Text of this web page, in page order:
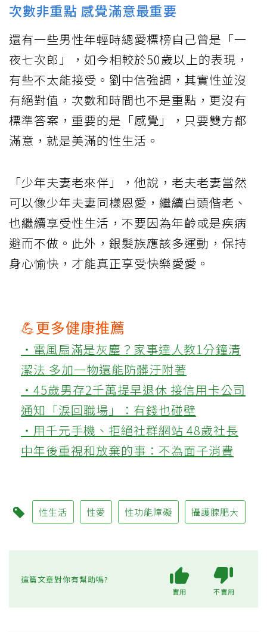
次數非重點 感覺滿意最重要
還有一些男性年輕時總愛標榜自己曾是「一
夜七次郎」，如今相較於50歲以上的表現，
有些不太能接受。劉中信強調，其實性並沒
有絕對值，次數和時間也不是重點，更沒有
標準答案，重要的是「感覺」，只要雙方都
滿意，就是美滿的性生活。
「少年夫妻老來伴」，他說，老夫老妻當然
可以像少年夫妻同樣恩愛，繼續白頭偕老、
也繼續享受性生活，不要因為年齡或是疾病
避而不做。此外，銀髮族應該多運動，保持
身心愉快，才能真正享受快樂愛愛。
💪更多健康推薦
‧電風扇滿是灰塵？家事達人教1分鐘清
潔法 多加一物還能防髒汙附著
‧45歲男存2千萬提早退休 接信用卡公司
通知「淚回職場」：有錢也碰壁
‧用千元手機、拒絕社群網站 48歲社長
中年後重視和放棄的事：不為面子消費
性生活 性愛 性功能障礙 攝護腺肥大
這篇文章對你有幫助嗎?
實用 不實用